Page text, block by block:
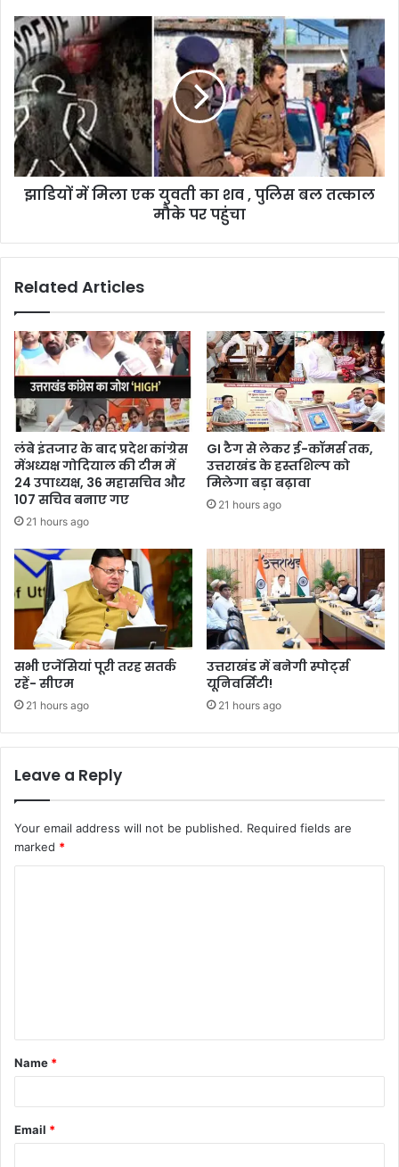
झाडियों में मिला एक युवती का शव , पुलिस बल तत्काल
मौके पर पहुंचा
Related Articles
लंबे इंतजार के बाद प्रदेश कांग्रेस
मेंअध्यक्ष गोदियाल की टीम में
24 उपाध्यक्ष, 36 महासचिव और
107 सचिव बनाए गए
21 hours ago
GI टैग से लेकर ई-कॉमर्स तक,
उत्तराखंड के हस्तशिल्प को
मिलेगा बड़ा बढ़ावा
21 hours ago
सभी एजेंसियां पूरी तरह सतर्क
रहें- सीएम
21 hours ago
उत्तराखंड में बनेगी स्पोर्ट्स
यूनिवर्सिटी!
21 hours ago
Leave a Reply
Your email address will not be published. Required fields are
marked *
t
*
Name *
Email *